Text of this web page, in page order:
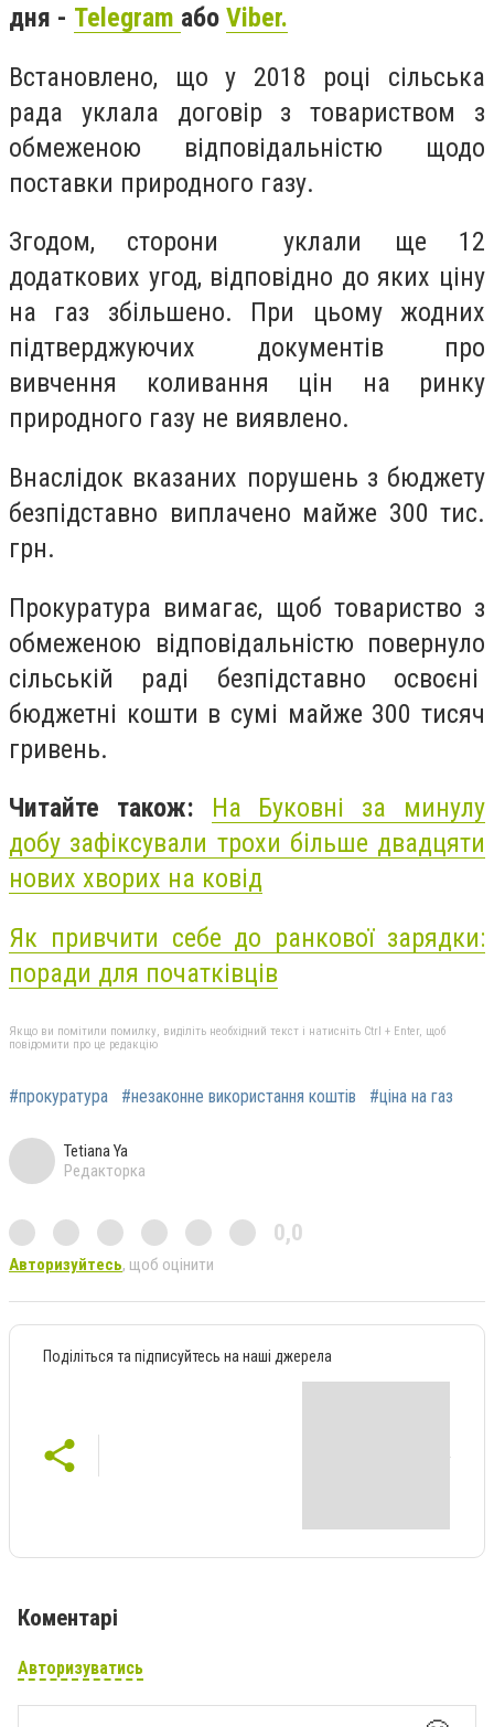
дня - Telegram або Viber.
Встановлено, що у 2018 році сільська
рада уклала договір з товариством з
обмеженою відповідальністю щодо
поставки природного газу.
Згодом, сторони уклали ще 12
додаткових угод, відповідно до яких ціну
на газ збільшено. При цьому жодних
підтверджуючих документів про
вивчення коливання цін на ринку
природного газу не виявлено.
Внаслідок вказаних порушень з бюджету
безпідставно виплачено майже 300 тис.
грн.
Прокуратура вимагає, щоб товариство з
обмеженою відповідальністю повернуло
сільській раді безпідставно освоєні
бюджетні кошти в сумі майже 300 тисяч
гривень.
Читайте також: На Буковні за минулу
добу зафіксували трохи більше двадцяти
нових хворих на ковід
Як привчити себе до ранкової зарядки:
поради для початківців
Якщо ви помітили помилку, виділіть необхідний текст і натисніть Ctrl + Enter, щоб
повідомити про це редакцію
#прокуратура #незаконне використання коштів #ціна на газ
Tetiana Ya
Редакторка
0,0
Авторизуйтесь, щоб оцінити
Поділіться та підписуйтесь на наші джерела
Коментарі
Авторизуватись